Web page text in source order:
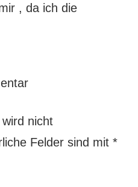
, da ich die
nicht
Felder sind mit *